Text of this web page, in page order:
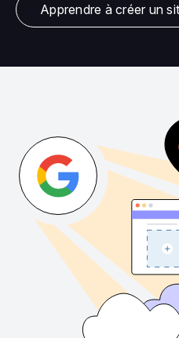
Apprendre à créer un